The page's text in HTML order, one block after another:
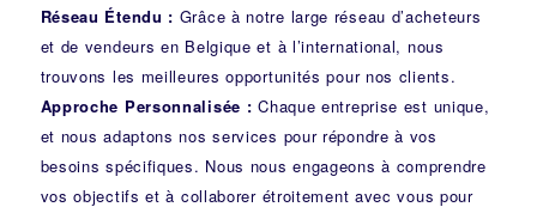
Réseau Étendu : Grâce à notre large réseau d’acheteurs
et de vendeurs en Belgique et à l’international, nous
trouvons les meilleures opportunités pour nos clients.
Approche Personnalisée : Chaque entreprise est unique,
et nous adaptons nos services pour répondre à vos
besoins spécifiques. Nous nous engageons à comprendre
vos objectifs et à collaborer étroitement avec vous pour